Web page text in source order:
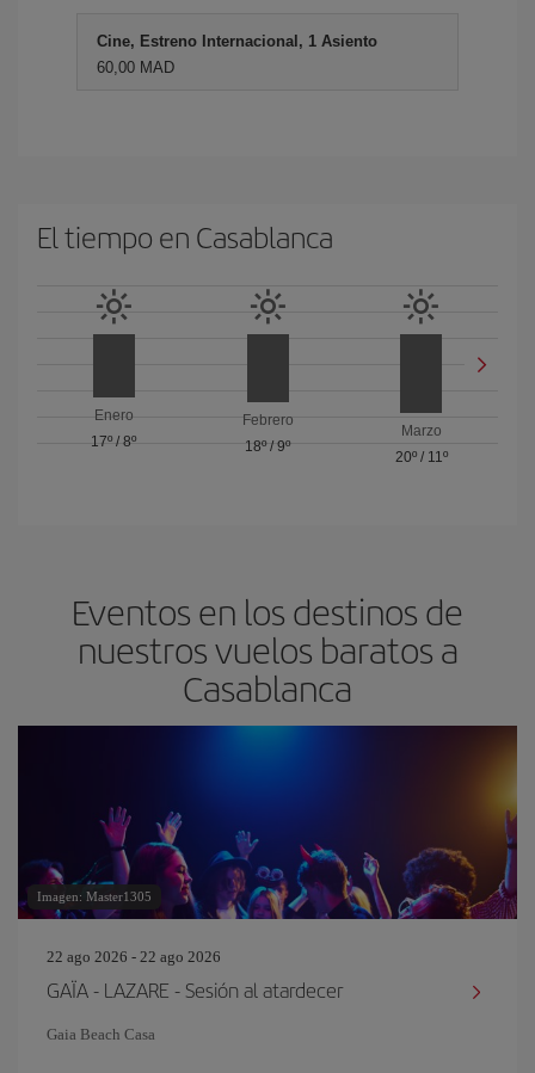
Cine, Estreno Internacional, 1 Asiento
60,00 MAD
El tiempo en Casablanca
Enero
17º /8º
Febrero
18º/ 9º
Marzo
20º/ 11º
Eventos en los destinos de
nuestros vuelos baratos a
Casablanca
Imagen: Master1305
22 ago 2026 - 22 ago 2026
GAÏA - LAZARE - Sesión al atardecer
Gaia Beach Casa